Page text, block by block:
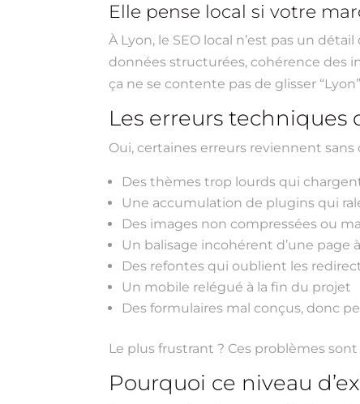
Elle pense local si votre
À Lyon, le SEO local n’est pas un
données structurées, cohérence des
ça ne se contente pas de glisser
Les erreurs
Oui, certaines erreurs reviennent
Des thèmes trop lourds qui
Une accumulation de plugins qui
Des images non compressées ou
Un balisage incohérent d’une page
Des refontes qui oublient les
Un mobile relégué à la fin du projet
Des formulaires mal conçus, donc
Le plus frustrant ? Ces problèmes
Pourquoi ce niveau